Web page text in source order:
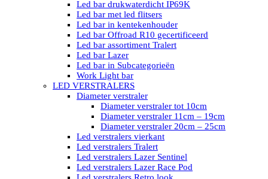
Led bar drukwaterdicht IP69K
Led bar met led flitsers
Led bar in kentekenhouder
Led bar Offroad R10 gecertificeerd
Led bar assortiment Tralert
Led bar Lazer
Led bar in Subcategorieën
Work Light bar
LED VERSTRALERS
Diameter verstraler
Diameter verstraler tot 10cm
Diameter verstraler 11cm – 19cm
Diameter verstraler 20cm – 25cm
Led verstralers vierkant
Led verstralers Tralert
Led verstralers Lazer Sentinel
Led verstralers Lazer Race Pod